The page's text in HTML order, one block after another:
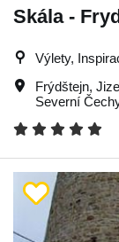
Skála -
Výlety,
Frýdštejn,
Severní